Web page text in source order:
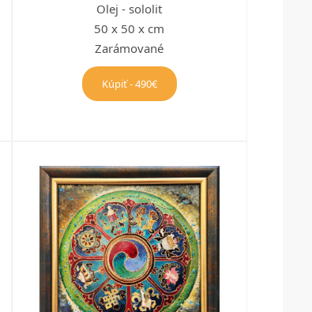
Olej - sololit
50 x 50 x cm
Zarámované
Kúpiť - 490€